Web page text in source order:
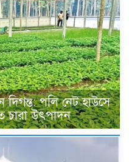
পলি নেট হাউসে
চারা উৎপাদন